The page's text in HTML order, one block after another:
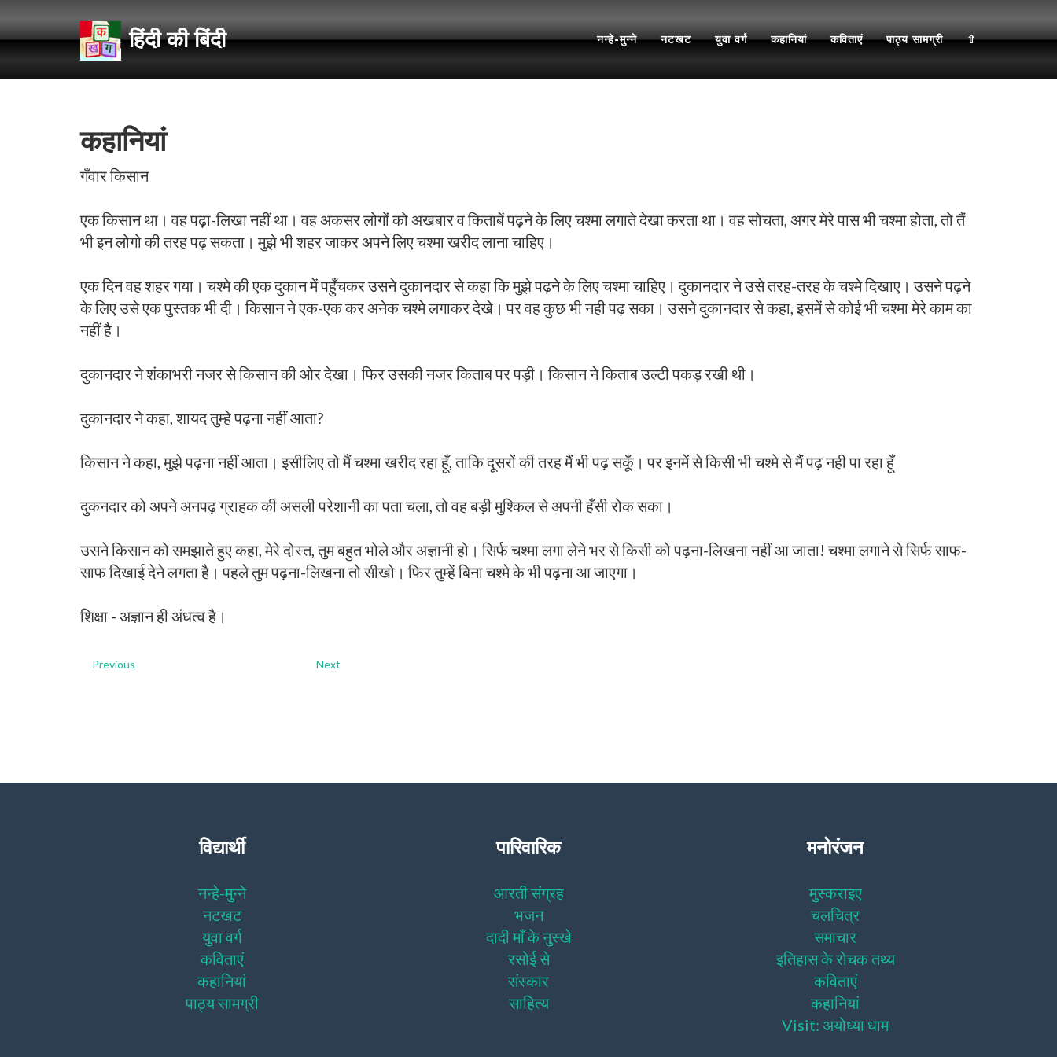
हिंदी की बिंदी नन्हे-मुन्ने नटखट युवा वर्ग कहानियां कविताएं पाठ्य सामग्री ⇧
कहानियां
गँवार किसान
एक किसान था। वह पढ़ा-लिखा नहीं था। वह अकसर लोगों को अखबार व किताबें पढ़ने के लिए चश्मा लगाते देखा करता था। वह सोचता, अगर मेरे पास भी चश्मा होता, तो तैं
भी इन लोगो की तरह पढ़ सकता। मुझे भी शहर जाकर अपने लिए चश्मा खरीद लाना चाहिए।
एक दिन वह शहर गया। चश्मे की एक दुकान में पहुँचकर उसने दुकानदार से कहा कि मुझे पढ़ने के लिए चश्मा चाहिए। दुकानदार ने उसे तरह-तरह के चश्मे दिखाए। उसने पढ़ने
के लिए उसे एक पुस्तक भी दी। किसान ने एक-एक कर अनेक चश्मे लगाकर देखे। पर वह कुछ भी नही पढ़ सका। उसने दुकानदार से कहा, इसमें से कोई भी चश्मा मेरे काम का
नहीं है।
दुकानदार ने शंकाभरी नजर से किसान की ओर देखा। फिर उसकी नजर किताब पर पड़ी। किसान ने किताब उल्टी पकड़ रखी थी।
दुकानदार ने कहा, शायद तुम्हे पढ़ना नहीं आता?
किसान ने कहा, मुझे पढ़ना नहीं आता। इसीलिए तो मैं चश्मा खरीद रहा हूँ, ताकि दूसरों की तरह मैं भी पढ़ सकूँ। पर इनमें से किसी भी चश्मे से मैं पढ़ नही पा रहा हूँ
दुकनदार को अपने अनपढ़ ग्राहक की असली परेशानी का पता चला, तो वह बड़ी मुश्किल से अपनी हँसी रोक सका।
उसने किसान को समझाते हुए कहा, मेरे दोस्त, तुम बहुत भोले और अज्ञानी हो। सिर्फ चश्मा लगा लेने भर से किसी को पढ़ना-लिखना नहीं आ जाता! चश्मा लगाने से सिर्फ साफ-
साफ दिखाई देने लगता है। पहले तुम पढ़ना-लिखना तो सीखो। फिर तुम्हें बिना चश्मे के भी पढ़ना आ जाएगा।
शिक्षा - अज्ञान ही अंधत्व है।
Previous Next
विद्यार्थी
नन्हे-मुन्ने
नटखट
युवा वर्ग
कविताएं
कहानियां
पाठ्य सामग्री
पारिवारिक
आरती संग्रह
भजन
दादी माँ के नुस्खे
रसोई से
संस्कार
साहित्य
मनोरंजन
मुस्कराइए
चलचित्र
समाचार
इतिहास के रोचक तथ्य
कविताएं
कहानियां
Visit: अयोध्या धाम